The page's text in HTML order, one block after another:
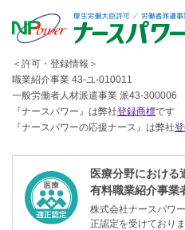
＜許可・登録情報＞
職業紹介事業 43-ユ-010011
一般労働者人材派遣事業 派43-300006
『ナースパワー』は弊社登録商標です
『ナースパワーの応援ナース』は弊社
医療分野における
有料職業紹介事業
株式会社ナースパワ
正認定を受けておりま